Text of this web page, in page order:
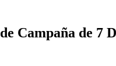
Campaña de 7